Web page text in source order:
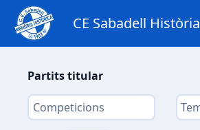
CE Sabadell Història
Partits titular